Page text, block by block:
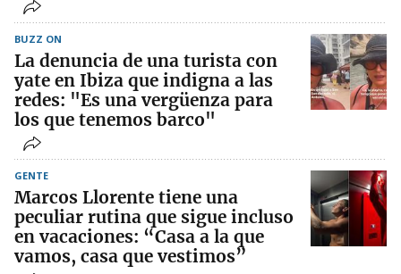
BUZZ ON
La denuncia de una turista con
yate en Ibiza que indigna a las
redes: "Es una vergüenza para
los que tenemos barco"
GENTE
Marcos Llorente tiene una
peculiar rutina que sigue incluso
en vacaciones: “Casa a la que
vamos, casa que vestimos”